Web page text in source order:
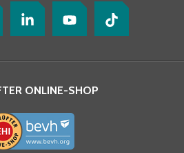
ONLINE-SHOP